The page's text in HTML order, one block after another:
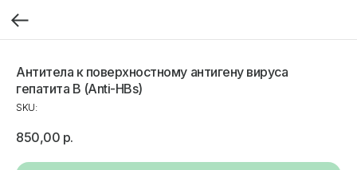
Антитела к поверхностному антигену вируса
гепатита В (Anti-HBs)
SKU:
850,00 р.